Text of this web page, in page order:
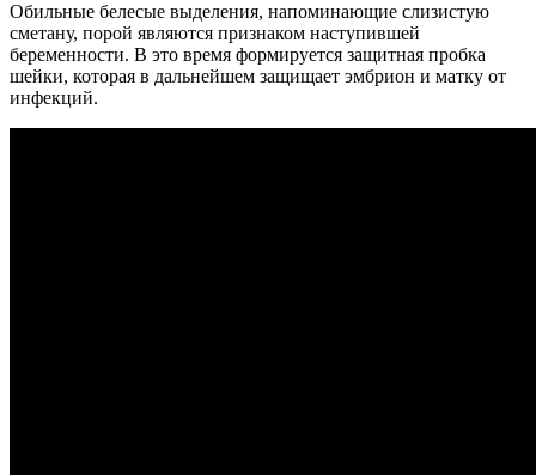
Обильные белесые выделения, напоминающие слизистую
сметану, порой являются признаком наступившей
беременности. В это время формируется защитная пробка
шейки, которая в дальнейшем защищает эмбрион и матку от
инфекций.